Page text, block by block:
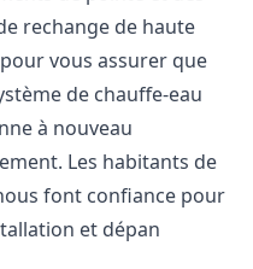
rechange de haute
vous assurer que
de chauffe-eau
à nouveau
Les habitants de
font confiance pour
et dépan